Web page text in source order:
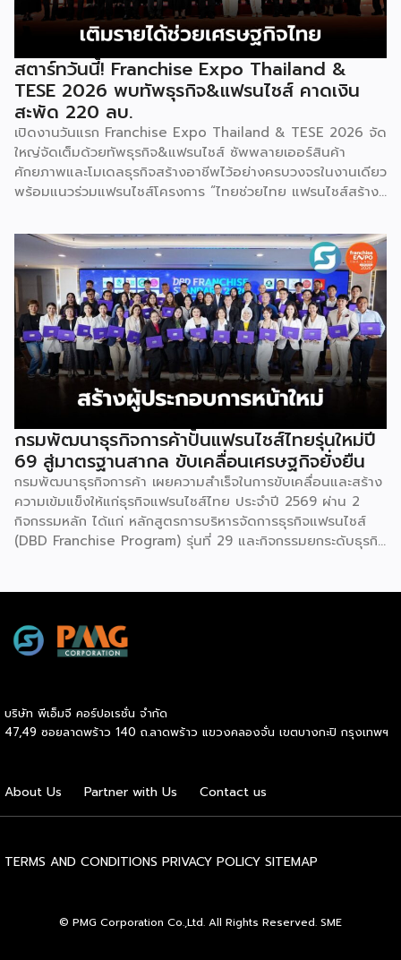
สตาร์ทวันนี้! Franchise Expo Thailand &
TESE 2026 พบทัพธุรกิจ&แฟรนไชส์ คาดเงิน
สะพัด 220 ลบ.
เปิดงานวันแรก Franchise Expo Thailand & TESE 2026 จัด
ใหญ่จัดเต็มด้วยทัพธุรกิจ&แฟรนไชส์ ซัพพลายเออร์สินค้า
ศักยภาพและโมเดลธุรกิจสร้างอาชีพไว้อย่างครบวงจรในงานเดียว
พร้อมแนวร่วมแฟรนไชส์โครงการ “ไทยช่วยไทย แฟรนไชส์สร้าง
รวมกว่า 250 บูธ บนพื้นที่ 15,000 ตารางเมตร หวังเป็นทาง
เลือกสร้างรายได้เพิ่มและพยุงเศรษฐกิจไทยให้ฟื้นตัว เสิร์ฟครบ
จบในงานด้วยสินเชื่อ และทำเลทองทั่วประเทศ พร้อมเสวนาให้
ความรู้โดยผู้ทรงคุณวุฒิคับคั่ง และกิจกรรมเจรจาจับคู่ธุรกิจทั้งใน
และต่างประเทศ งานจัดต่อเนื่องระหว่างวันที่ 6-9 สิงหาคมนี้ ที่
ฮอลล์ 6-8 อิมแพ็คเมืองทองธานี คาดเม็ดเงินสะพัดในงานราว
220 ล้านบาท นายพูนพงษ์ นัยนาภากรณ์ อธิบดีกรมพัฒนา
ธุรกิจการค้า กระทรวงพาณิชย์ กล่าวว่า งาน ” Franchise Expo
Thailand & Thailand E-Commerce Selection Expo
(TESE 2026) เป็นเวทีแสดงธุรกิจแฟรนไชส์และโซลูชั่นส์แบบครบ
วงจร […]
กรมพัฒนาธุรกิจการค้าปั้นแฟรนไชส์ไทยรุ่นใหม่ปี
69 สู่มาตรฐานสากล ขับเคลื่อนเศรษฐกิจยั่งยืน
กรมพัฒนาธุรกิจการค้า เผยความสำเร็จในการขับเคลื่อนและสร้าง
ความเข้มแข็งให้แก่ธุรกิจแฟรนไชส์ไทย ประจำปี 2569 ผ่าน 2
กิจกรรมหลัก ได้แก่ หลักสูตรการบริหารจัดการธุรกิจแฟรนไชส์
(DBD Franchise Program) รุ่นที่ 29 และกิจกรรมยกระดับธุรกิจ
กรมพัฒนาธุรกิจการค้า กระทรวงพาณิชย์ เปิดเผยภายหลังเป็น
ประธานมอบประกาศนียบัตรแก่ผู้ประกอบการแฟรนไชส์ใน 2
กิจกรรมแรกเป็นการอบรมหลักสูตรการบริหารจัดการธุรกิจแฟรน
ไชส์ (DBD Franchise Program: DBD-FP) รุ่นที่ 29 ซึ่งเป็น
คุณวุฒิจากภาครัฐ ภาคเอกชน และสถาบันการศึกษา ที่มาร่วมบ่ม
เพาะความรู้เชิงปฏิบัติการให้แก่ผู้ประกอบธุรกิจแฟรนไชส์อย่างเข้ม
บริษัท พีเอ็มจี คอร์ปอเรชั่น จำกัด
47,49 ซอยลาดพร้าว 140 ถ.ลาดพร้าว แขวงคลองจั่น เขตบางกะปิ กรุงเทพฯ
About Us Partner with Us Contact us
TERMS AND CONDITIONS PRIVACY POLICY SITEMAP
© PMG Corporation Co.,Ltd. All Rights Reserved. SME